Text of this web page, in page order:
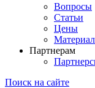
Вопросы
Статьи
Цены
Партнерам
Поиск на сайте